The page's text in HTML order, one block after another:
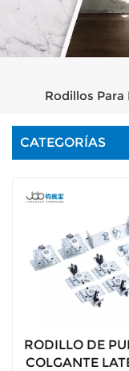
Rodillos Para
CATEGORÍAS
RODILLO DE
COLGANTE